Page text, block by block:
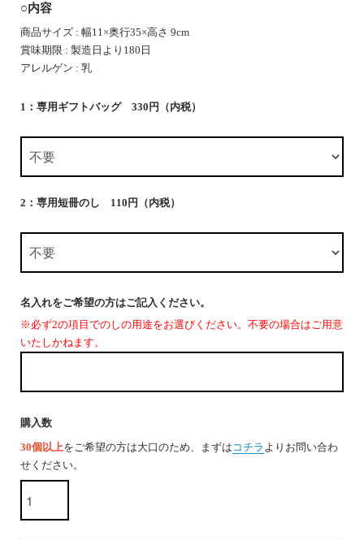
○内容
商品サイズ : 幅11×奥行35×高さ 9cm
賞味期限 : 製造日より180日
アレルゲン : 乳
1：専用ギフトバッグ 330円（内税）
2：専用短冊のし 110円（内税）
名入れをご希望の方はご記入ください。
※必ず2の項目でのしの用途をお選びください。不要の場合はご用意
いたしかねます。
購入数
30個以上をご希望の方は大口のため、まずは コチラ よりお問い合わ
せください。